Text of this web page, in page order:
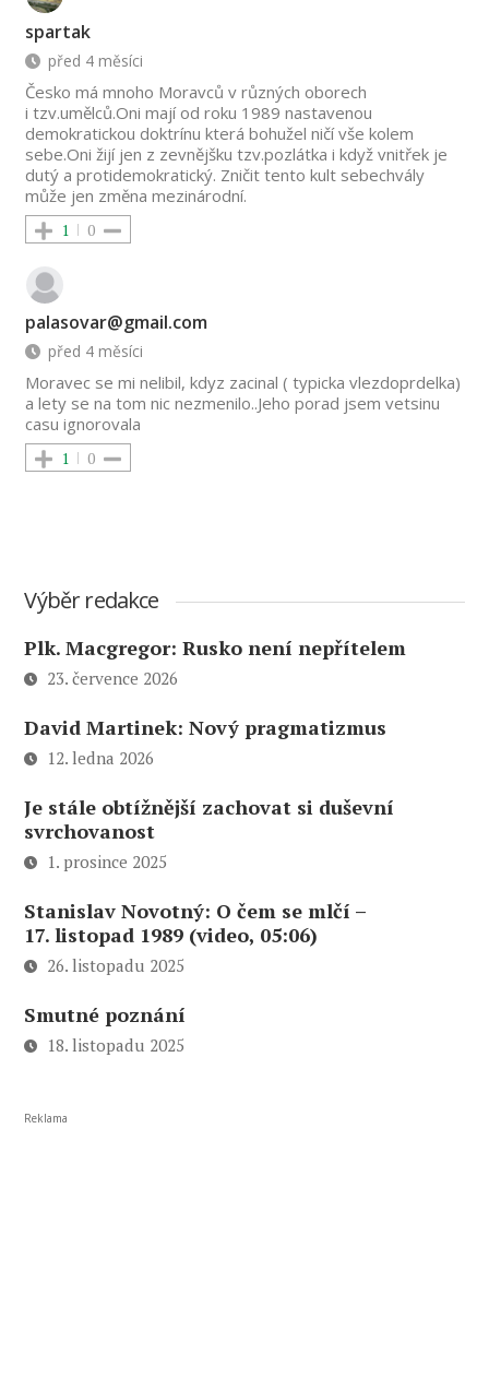
spartak
před 4 měsíci
Česko má mnoho Moravců v různých oborech
i tzv.umělců.Oni mají od roku 1989 nastavenou
demokratickou doktrínu která bohužel ničí vše kolem
sebe.Oni žijí jen z zevnějšku tzv.pozlátka i když vnitřek je
dutý a protidemokratický. Zničit tento kult sebechvály
může jen změna mezinárodní.
1 0
palasovar@gmail.com
před 4 měsíci
Moravec se mi nelibil, kdyz zacinal ( typicka vlezdoprdelka)
a lety se na tom nic nezmenilo..Jeho porad jsem vetsinu
casu ignorovala
1 0
Výběr redakce
Plk. Macgregor: Rusko není nepřítelem
23. července 2026
David Martinek: Nový pragmatizmus
12. ledna 2026
Je stále obtížnější zachovat si duševní
svrchovanost
1. prosince 2025
Stanislav Novotný: O čem se mlčí –
17. listopad 1989 (video, 05:06)
26. listopadu 2025
Smutné poznání
18. listopadu 2025
Reklama